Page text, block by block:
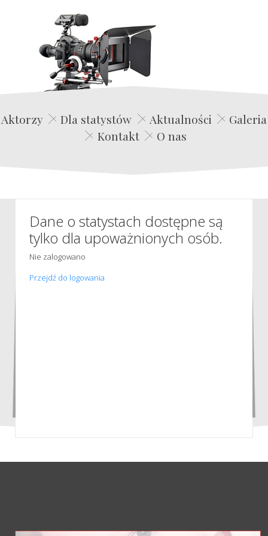
Edwin Film Agencja Aktorska
Aktorzy Dla statystów Aktualności
Galeria
Kontakt
O nas
Dane o statystach dostępne są
tylko dla upoważnionych osób.
Nie zalogowano
Przejdź do logowania